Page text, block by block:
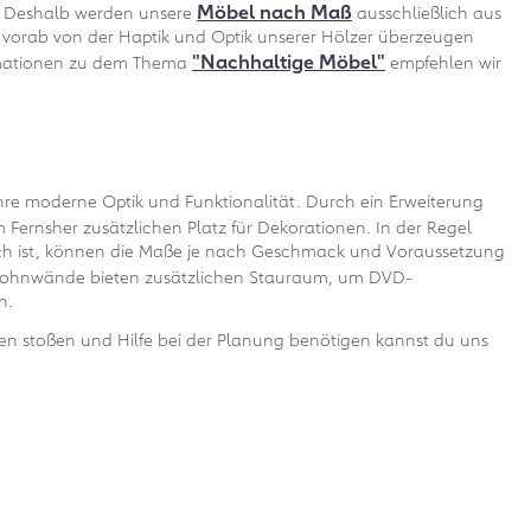
werden unsere Möbel nach Maß ausschließlich aus
von der Haptik und Optik unserer Hölzer überzeugen
zu dem Thema "Nachhaltige Möbel" empfehlen wir
moderne Optik und Funktionalität. Durch ein Erweiterung
zusätzlichen Platz für Dekorationen. In der Regel
ist, können die Maße je nach Geschmack und Voraussetzung
bieten zusätzlichen Stauraum, um DVD-
stoßen und Hilfe bei der Planung benötigen kannst du uns